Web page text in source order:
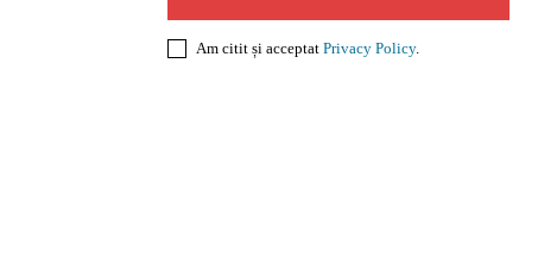
Am citit și acceptat Privacy Policy.